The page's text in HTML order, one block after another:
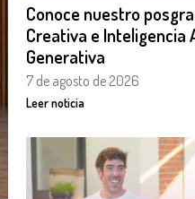
Conoce nuestro
Creativa e Inteligencia
Generativa
7 de agosto de 2026
Leer noticia